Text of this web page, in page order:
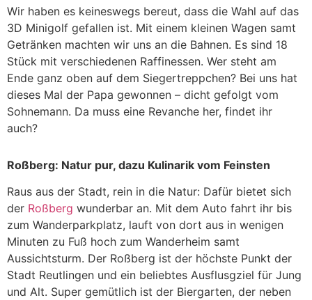
Wir haben es keineswegs bereut, dass die Wahl auf das
3D Minigolf gefallen ist. Mit einem kleinen Wagen samt
Getränken machten wir uns an die Bahnen. Es sind 18
Stück mit verschiedenen Raffinessen. Wer steht am
Ende ganz oben auf dem Siegertreppchen? Bei uns hat
dieses Mal der Papa gewonnen – dicht gefolgt vom
Sohnemann. Da muss eine Revanche her, findet ihr
auch?
Roßberg: Natur pur, dazu Kulinarik vom Feinsten
Raus aus der Stadt, rein in die Natur: Dafür bietet sich
der Roßberg wunderbar an. Mit dem Auto fahrt ihr bis
zum Wanderparkplatz, lauft von dort aus in wenigen
Minuten zu Fuß hoch zum Wanderheim samt
Aussichtsturm. Der Roßberg ist der höchste Punkt der
Stadt Reutlingen und ein beliebtes Ausflusgziel für Jung
und Alt. Super gemütlich ist der Biergarten, der neben